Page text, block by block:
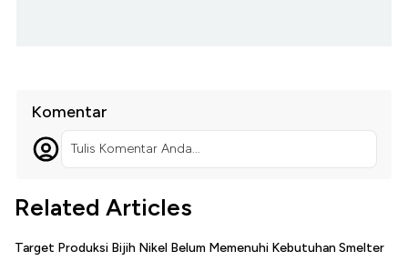
Komentar
Tulis Komentar Anda...
Related Articles
Target Produksi Bijih Nikel Belum Memenuhi Kebutuhan Smelter